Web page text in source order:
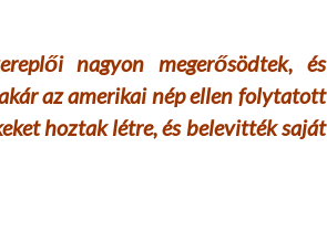
nagyon megerősödtek, és
az amerikai nép ellen folytatott
hoztak létre, és belevitték saját